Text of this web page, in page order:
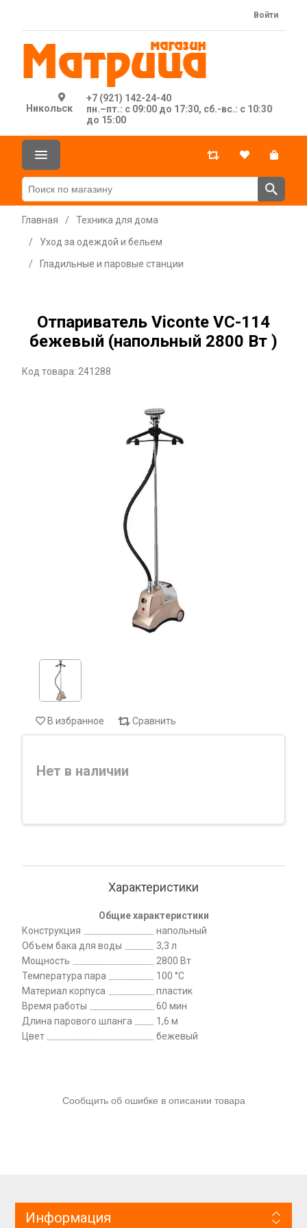
Никольск
+7 (921) 142-24-40
пн.–пт.: с 09:00 до 17:30, сб.-вс.: с 10:30
до 15:00
Войти
Главная /
Техника для дома
/
Уход за одеждой и бельем
/
Гладильные и паровые станции
Отпариватель Viconte VC-114
бежевый (напольный 2800 Вт )
Код товара: 241288
В избранное Сравнить
Нет в наличии
Характеристики
Общие характеристики
Конструкция
напольный
Объем бака для воды
3,3 л
Мощность
2800 Вт
Температура пара
100 °С
Материал корпуса
пластик
Время работы
60 мин
Длина парового шланга
1,6 м
Цвет
бежевый
Сообщить об ошибке в описании товара
Информация